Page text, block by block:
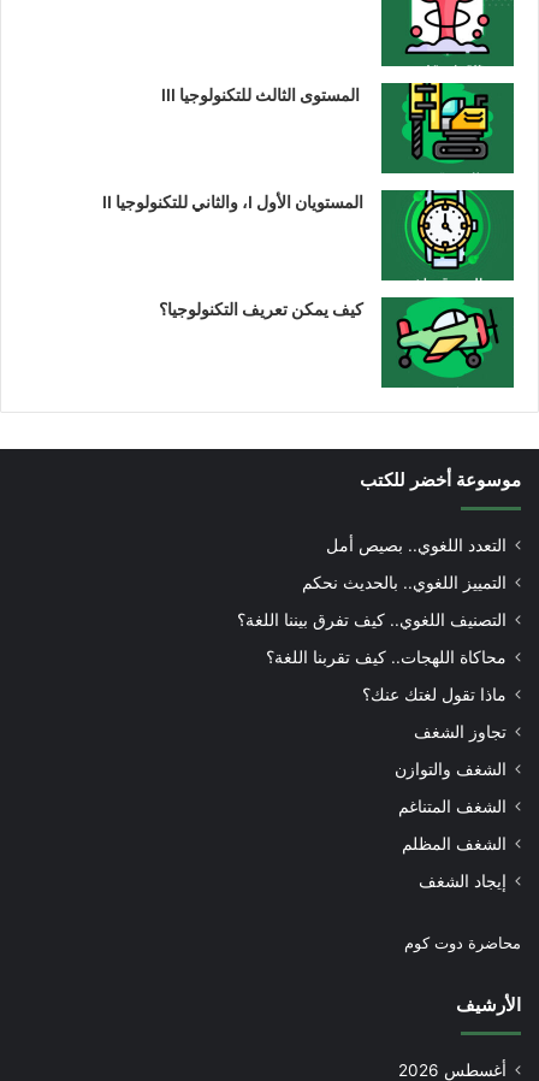
المستوى الثالث للتكنولوجيا III
المستويان الأول I، والثاني للتكنولوجيا II
كيف يمكن تعريف التكنولوجيا؟
موسوعة أخضر للكتب
التعدد اللغوي.. بصيص أمل
التمييز اللغوي.. بالحديث نحكم
التصنيف اللغوي.. كيف تفرق بيننا اللغة؟
محاكاة اللهجات.. كيف تقربنا اللغة؟
ماذا تقول لغتك عنك؟
تجاوز الشغف
الشغف والتوازن
الشغف المتناغم
الشغف المظلم
إيجاد الشغف
محاضرة دوت كوم
الأرشيف
أغسطس 2026